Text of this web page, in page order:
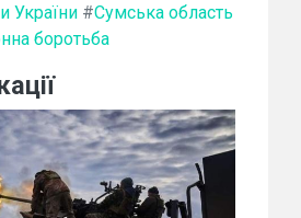
України #Сумська область
боротьба